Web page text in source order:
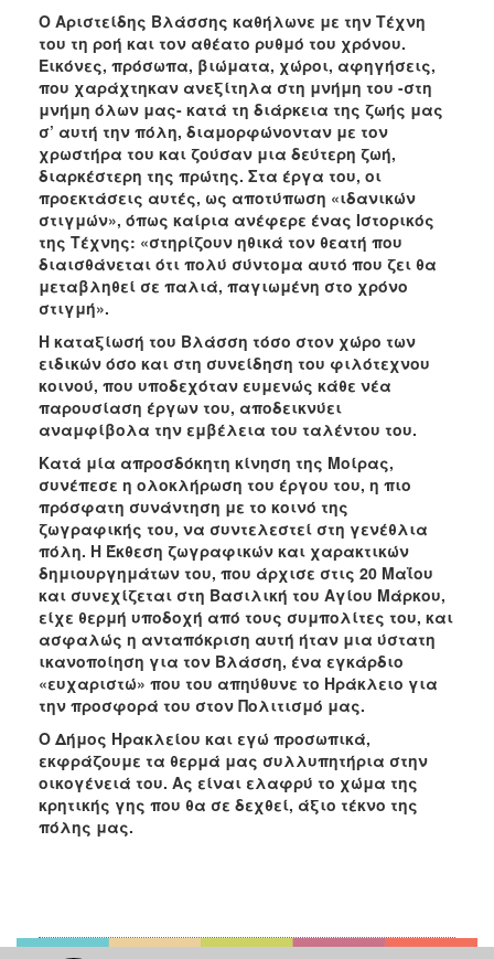
Ο Αριστείδης Βλάσσης καθήλωνε με την Τέχνη
του τη ροή και τον αθέατο ρυθμό του χρόνου.
Εικόνες, πρόσωπα, βιώματα, χώροι, αφηγήσεις,
που χαράχτηκαν ανεξίτηλα στη μνήμη του -στη
μνήμη όλων μας- κατά τη διάρκεια της ζωής μας
σ’ αυτή την πόλη, διαμορφώνονταν με τον
χρωστήρα του και ζούσαν μια δεύτερη ζωή,
διαρκέστερη της πρώτης. Στα έργα του, οι
προεκτάσεις αυτές, ως αποτύπωση «ιδανικών
στιγμών», όπως καίρια ανέφερε ένας Ιστορικός
της Τέχνης: «στηρίζουν ηθικά τον θεατή που
διαισθάνεται ότι πολύ σύντομα αυτό που ζει θα
μεταβληθεί σε παλιά, παγιωμένη στο χρόνο
στιγμή».
Η καταξίωσή του Βλάσση τόσο στον χώρο των
ειδικών όσο και στη συνείδηση του φιλότεχνου
κοινού, που υποδεχόταν ευμενώς κάθε νέα
παρουσίαση έργων του, αποδεικνύει
αναμφίβολα την εμβέλεια του ταλέντου του.
Κατά μία απροσδόκητη κίνηση της Μοίρας,
συνέπεσε η ολοκλήρωση του έργου του, η πιο
πρόσφατη συνάντηση με το κοινό της
ζωγραφικής του, να συντελεστεί στη γενέθλια
πόλη. Η Έκθεση ζωγραφικών και χαρακτικών
δημιουργημάτων του, που άρχισε στις 20 Μαΐου
και συνεχίζεται στη Βασιλική του Αγίου Μάρκου,
είχε θερμή υποδοχή από τους συμπολίτες του, και
ασφαλώς η ανταπόκριση αυτή ήταν μια ύστατη
ικανοποίηση για τον Βλάσση, ένα εγκάρδιο
«ευχαριστώ» που του απηύθυνε το Ηράκλειο για
την προσφορά του στον Πολιτισμό μας.
Ο Δήμος Ηρακλείου και εγώ προσωπικά,
εκφράζουμε τα θερμά μας συλλυπητήρια στην
οικογένειά του. Ας είναι ελαφρύ το χώμα της
κρητικής γης που θα σε δεχθεί, άξιο τέκνο της
πόλης μας.